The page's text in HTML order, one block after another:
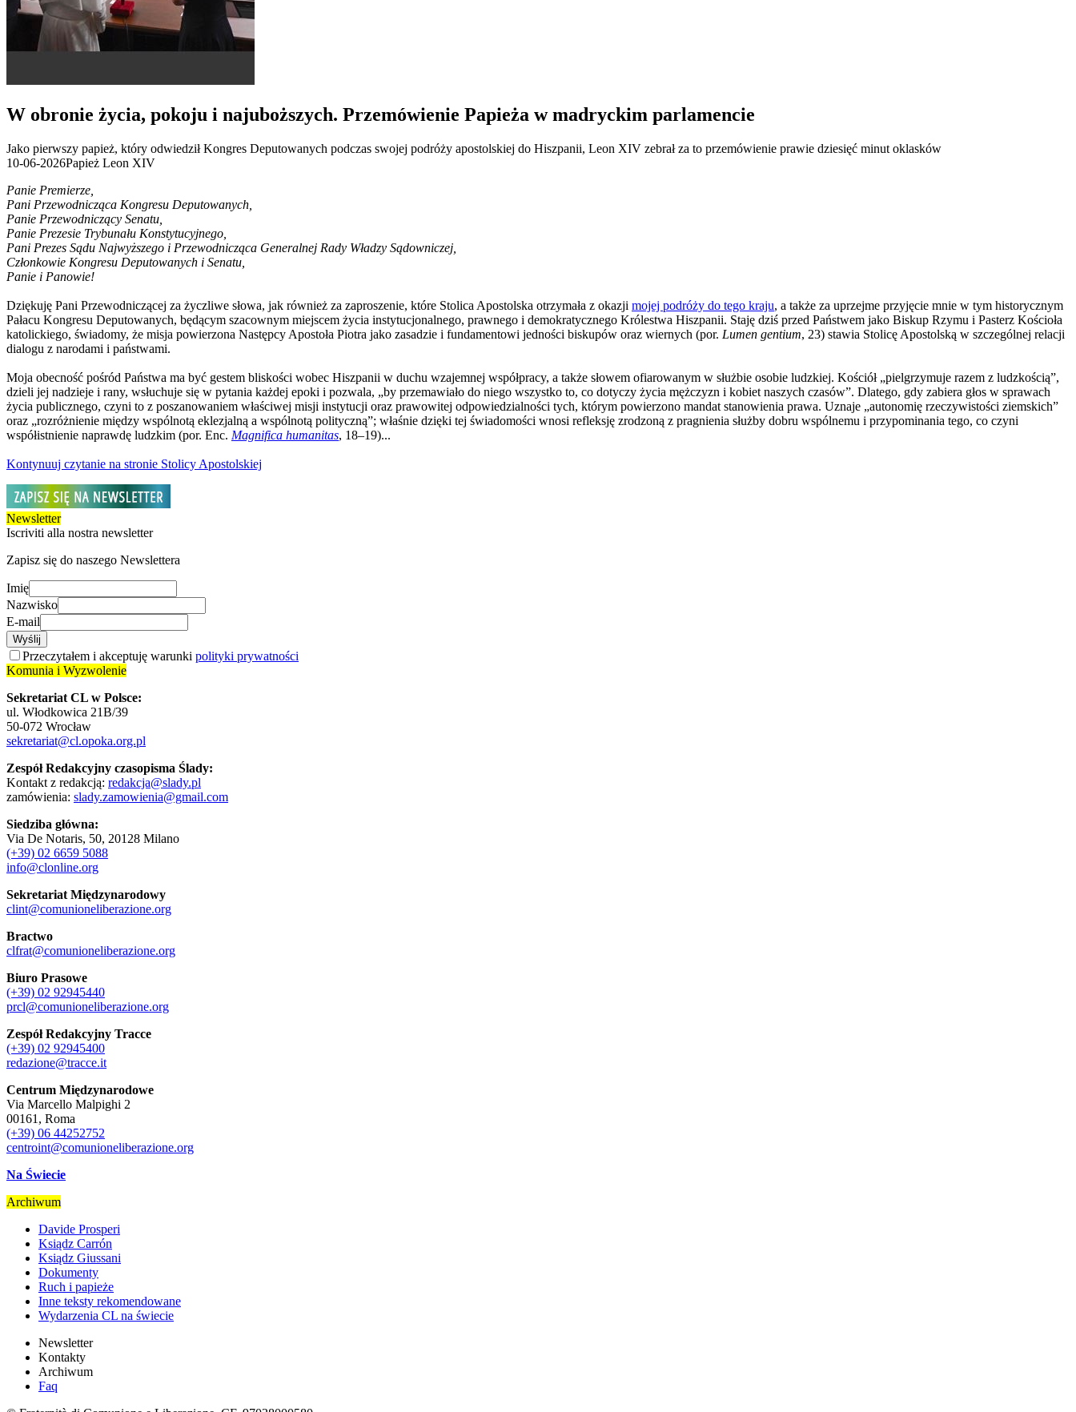
W obronie życia, pokoju i najuboższych. Przemówienie Papieża w madryckim parlamencie
Jako pierwszy papież, który odwiedził Kongres Deputowanych podczas swojej podróży apostolskiej do Hiszpanii, Leon XIV zebrał za to przemówienie prawie dziesięć minut oklasków
10-06-2026Papież Leon XIV
Panie Premierze,
Pani Przewodnicząca Kongresu Deputowanych,
Panie Przewodniczący Senatu,
Panie Prezesie Trybunału Konstytucyjnego,
Pani Prezes Sądu Najwyższego i Przewodnicząca Generalnej Rady Władzy Sądowniczej,
Członkowie Kongresu Deputowanych i Senatu,
Panie i Panowie!
Dziękuję Pani Przewodniczącej za życzliwe słowa, jak również za zaproszenie, które Stolica Apostolska otrzymała z okazji mojej podróży do tego kraju, a także za uprzejme przyjęcie mnie w tym historycznym
Pałacu Kongresu Deputowanych, będącym szacownym miejscem życia instytucjonalnego, prawnego i demokratycznego Królestwa Hiszpanii. Staję dziś przed Państwem jako Biskup Rzymu i Pasterz Kościoła
katolickiego, świadomy, że misja powierzona Następcy Apostoła Piotra jako zasadzie i fundamentowi jedności biskupów oraz wiernych (por. Lumen gentium, 23) stawia Stolicę Apostolską w szczególnej relacji
dialogu z narodami i państwami.
Moja obecność pośród Państwa ma być gestem bliskości wobec Hiszpanii w duchu wzajemnej współpracy, a także słowem ofiarowanym w służbie osobie ludzkiej. Kościół „pielgrzymuje razem z ludzkością”,
dzieli jej nadzieje i rany, wsłuchuje się w pytania każdej epoki i pozwala, „by przemawiało do niego wszystko to, co dotyczy życia mężczyzn i kobiet naszych czasów”. Dlatego, gdy zabiera głos w sprawach
życia publicznego, czyni to z poszanowaniem właściwej misji instytucji oraz prawowitej odpowiedzialności tych, którym powierzono mandat stanowienia prawa. Uznaje „autonomię rzeczywistości ziemskich”
oraz „rozróżnienie między wspólnotą eklezjalną a wspólnotą polityczną”; właśnie dzięki tej świadomości wnosi refleksję zrodzoną z pragnienia służby dobru wspólnemu i przypominania tego, co czyni
współistnienie naprawdę ludzkim (por. Enc. Magnifica humanitas, 18–19)...
Kontynuuj czytanie na stronie Stolicy Apostolskiej
Newsletter
Iscriviti alla nostra newsletter
Zapisz się do naszego Newslettera
Imię
Nazwisko
E-mail
Wyślij
Przeczytałem i akceptuję warunki polityki prywatności
Komunia i Wyzwolenie
Sekretariat CL w Polsce:
ul. Włodkowica 21B/39
50-072 Wrocław
sekretariat@cl.opoka.org.pl
Zespół Redakcyjny czasopisma Ślady:
Kontakt z redakcją: redakcja@slady.pl
zamówienia: slady.zamowienia@gmail.com
Siedziba główna:
Via De Notaris, 50, 20128 Milano
(+39) 02 6659 5088
info@clonline.org
Sekretariat Międzynarodowy
clint@comunioneliberazione.org
Bractwo
clfrat@comunioneliberazione.org
Biuro Prasowe
(+39) 02 92945440
prcl@comunioneliberazione.org
Zespół Redakcyjny Tracce
(+39) 02 92945400
redazione@tracce.it
Centrum Międzynarodowe
Via Marcello Malpighi 2
00161, Roma
(+39) 06 44252752
centroint@comunioneliberazione.org
Na Świecie
Archiwum
Davide Prosperi
Ksiądz Carrón
Ksiądz Giussani
Dokumenty
Ruch i papieże
Inne teksty rekomendowane
Wydarzenia CL na świecie
Newsletter
Kontakty
Archiwum
Faq